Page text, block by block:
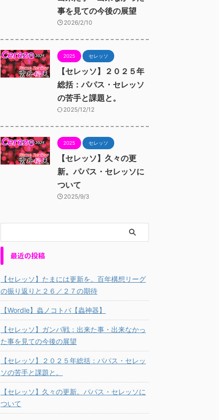
事を見ての今後の展望
2026/2/10
2025 セレッソ
【セレッソ】２０２５年
総括：パパス・セレッソ
の苦手と課題と。
2025/12/12
2025 セレッソ
【セレッソ】久々の更
新。パパス・セレッソに
ついて
2025/9/3
最近の投稿
【セレッソ】たまには更新を。百年構想リーグ
の振り返りと２６／２７の期待
【Wordle】蟲ノコトバ【蟲神器】
【セレッソ】ガンバ戦：出来た事・出来なかっ
た事を見ての今後の展望
【セレッソ】２０２５年総括：パパス・セレッ
ソの苦手と課題と。
【セレッソ】久々の更新。パパス・セレッソに
ついて